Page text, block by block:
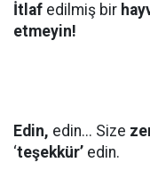
İtlaf edilmiş bir
etmeyin!
Edin, edin... Size
‘teşekkür’ edin.